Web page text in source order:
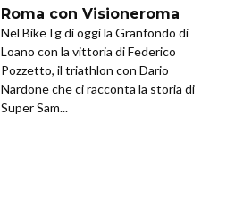
Roma con Visioneroma
Nel BikeTg di oggi la Granfondo di
Loano con la vittoria di Federico
Pozzetto, il triathlon con Dario
Nardone che ci racconta la storia di
Super Sam...